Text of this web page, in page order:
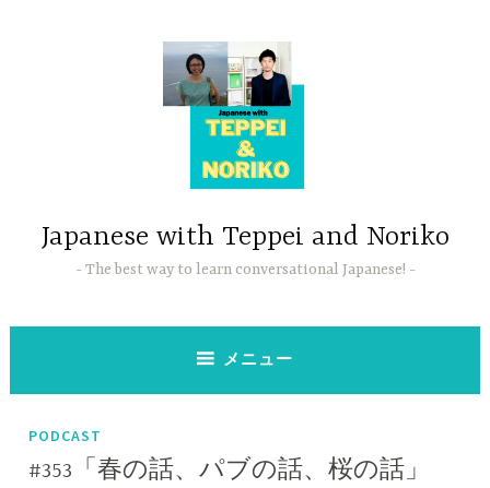
Japanese with Teppei and Noriko
The best way to learn conversational Japanese!
メニュー
PODCAST
#353「春の話、パブの話、桜の話」